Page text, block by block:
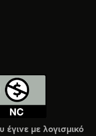
με λογισμικό